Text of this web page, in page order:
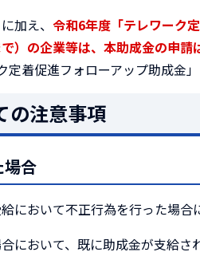
加え、 令和6年度「テレワーク
）の企業等は、本助成金の申請
着促進フォローアップ助成金
の注意事項
場合
において不正行為を行った場合
において、既に助成金が支給さ